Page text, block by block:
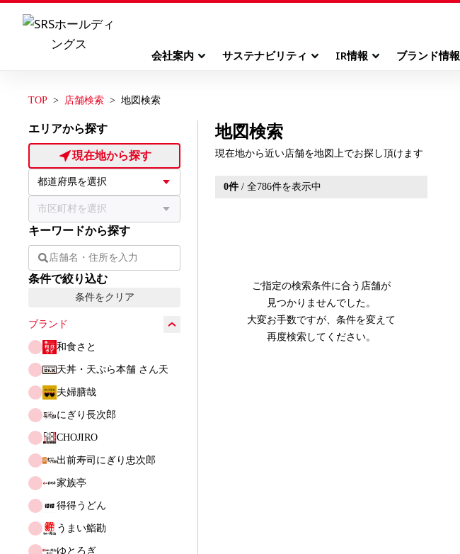
会社案内 サステナビリティ IR情報 ブランド情報
TOP 店舗検索 地図検索
エリアから探す
現在地から探す
キーワードから探す
条件で絞り込む
条件をクリア
ブランド
和食さと
天丼・天ぷら本舗 さん天
夫婦膳哉
にぎり長次郎
CHOJIRO
出前寿司にぎり忠次郎
家族亭
得得うどん
うまい鮨勘
ゆとろぎ
地図検索
現在地から近い店舗を地図上でお探し頂けます
0件 / 全786件を表示中
ご指定の検索条件に合う店舗が
見つかりませんでした。
大変お手数ですが、条件を変えて
再度検索してください。